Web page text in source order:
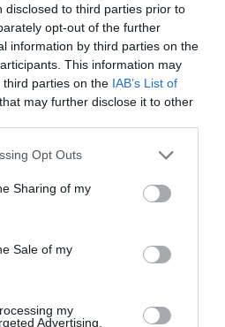
disclosed to third parties prior to
opt-out of the further
information by third parties on the
This information may
parties on the IAB’s List of
that may further disclose it to other
Opt Outs
Sharing of my
Sale of my
my
Advertising.
!
UN COMMENTAIRE
UN DON
lecteurs !
participez
!
SOUTENIR